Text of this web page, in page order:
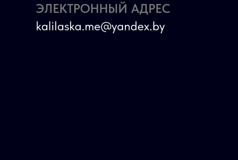
ЭЛЕКТРОННЫЙ АДРЕС
kalilaska.me@yandex.by